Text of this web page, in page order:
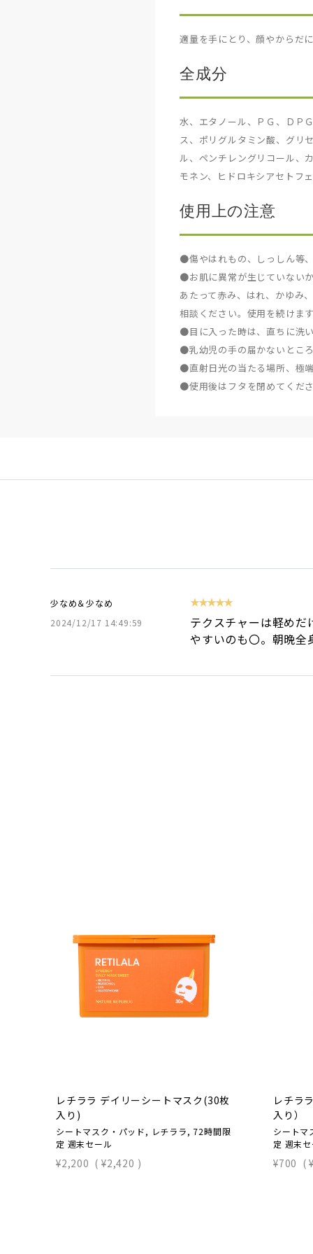
適量を手にとり、顔やからだ
全成分
水、エタノール、ＰＧ、ＤＰ
ス、ポリグルタミン酸、グリ
ル、ペンチレングリコール、
モネン、ヒドロキシアセトフ
使用上の注意
●傷やはれもの、しっしん等
●お肌に異常が生じていない
あたって赤み、はれ、かゆみ
相談ください。使用を続けま
●目に入った時は、直ちに洗
●乳幼児の手の届かないとこ
●直射日光の当たる場所、極
●使用後はフタを閉めてくだ
少なめ＆少なめ
2024/12/17 14:49:59
★★★★★
テクスチャーは軽めだ
やすいのも〇。朝晩全
レチララ デイリーシートマスク(30枚
入り)
シートマスク・パッド, レチララ, 72時間限
定 週末セール
¥2,200 ( ¥2,420 )
レチラ
入り）
シートマ
定 週末
¥700 (